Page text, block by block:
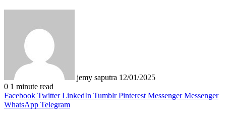
jemy saputra 12/01/2025
0 1 minute read
Facebook Twitter LinkedIn Tumblr Pinterest Messenger Messenger
WhatsApp Telegram